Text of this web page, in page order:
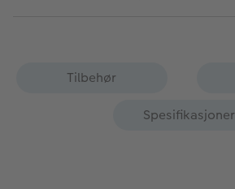
Tilbehør
Spesifikasjoner